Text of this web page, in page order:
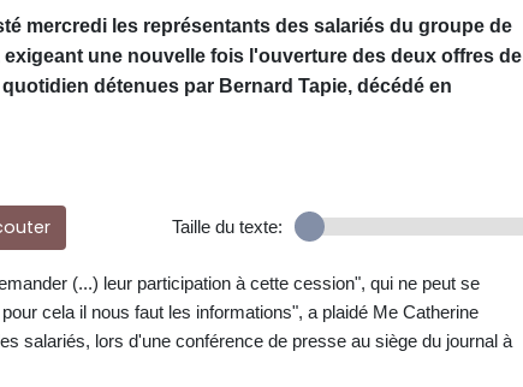
mercredi les représentants des salariés du groupe de
une nouvelle fois l'ouverture des deux offres de
détenues par Bernard Tapie, décédé en
Taille du texte:
(...) leur participation à cette cession", qui ne peut se
cela il nous faut les informations", a plaidé Me Catherine
salariés, lors d'une conférence de presse au siège du journal à